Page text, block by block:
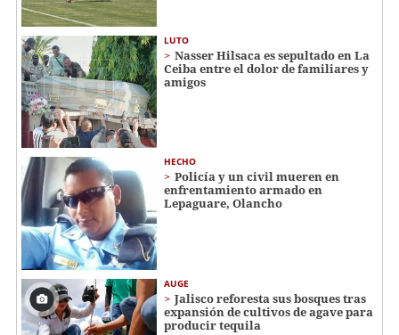
LUTO
Nasser Hilsaca es sepultado en La
Ceiba entre el dolor de familiares y
amigos
HECHO
Policía y un civil mueren en
enfrentamiento armado en
Lepaguare, Olancho
AUGE
Jalisco reforesta sus bosques tras
expansión de cultivos de agave para
producir tequila